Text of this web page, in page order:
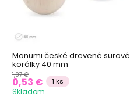
Manumi české drevené surové
korálky 40 mm
1,07 €
0,53 € 1 ks
Skladom